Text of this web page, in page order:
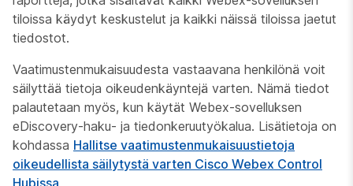
tiloissa käydyt keskustelut ja kaikki näissä tiloissa jaetut
tiedostot.
Vaatimustenmukaisuudesta vastaavana henkilönä voit
säilyttää tietoja oikeudenkäyntejä varten. Nämä tiedot
palautetaan myös, kun käytät Webex-sovelluksen
eDiscovery-haku- ja tiedonkeruutyökalua. Lisätietoja on
kohdassa Hallitse vaatimustenmukaisuustietoja
oikeudellista säilytystä varten Cisco Webex Control
Hubissa